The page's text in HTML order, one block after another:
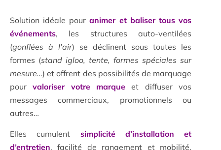
Solution idéale pouranimer et baliser tous vos
événements, les structures auto-ventilées
(gonflées à l’air) se déclinent sous toutes les
formes (stand igloo, tente, formes spéciales sur
mesure…) et offrent des possibilités de marquage
pourvaloriser votre marque et diffuser vos
messages commerciaux, promotionnels ou
autres…
Elles cumulent simplicité d’installation et
d’entretien, facilité de rangement et mobilité.